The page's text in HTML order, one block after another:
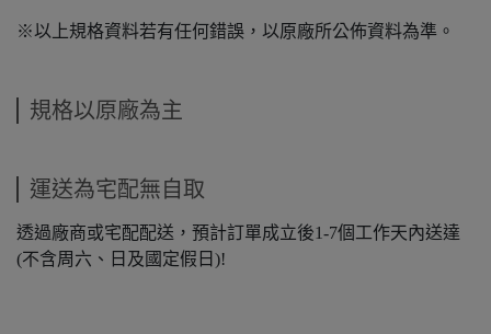
※以上規格資料若有任何錯誤，以原廠所公佈資料為準。
規格以原廠為主
運送為宅配無自取
透過廠商或宅配配送，預計訂單成立後1-7個工作天內送達
(不含周六、日及國定假日)!